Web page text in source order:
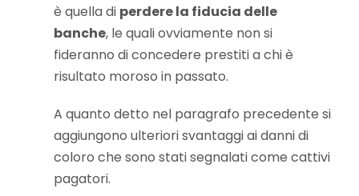
è quella di perdere la fiducia delle
banche, le quali ovviamente non si
fideranno di concedere prestiti a chi è
risultato moroso in passato.
A quanto detto nel paragrafo precedente si
aggiungono ulteriori svantaggi ai danni di
coloro che sono stati segnalati come cattivi
pagatori.